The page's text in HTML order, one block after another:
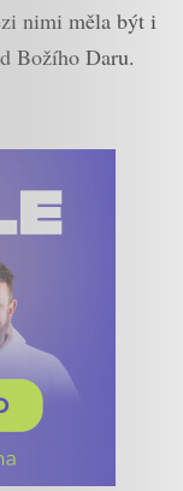
nimi měla být i
Božího Daru.